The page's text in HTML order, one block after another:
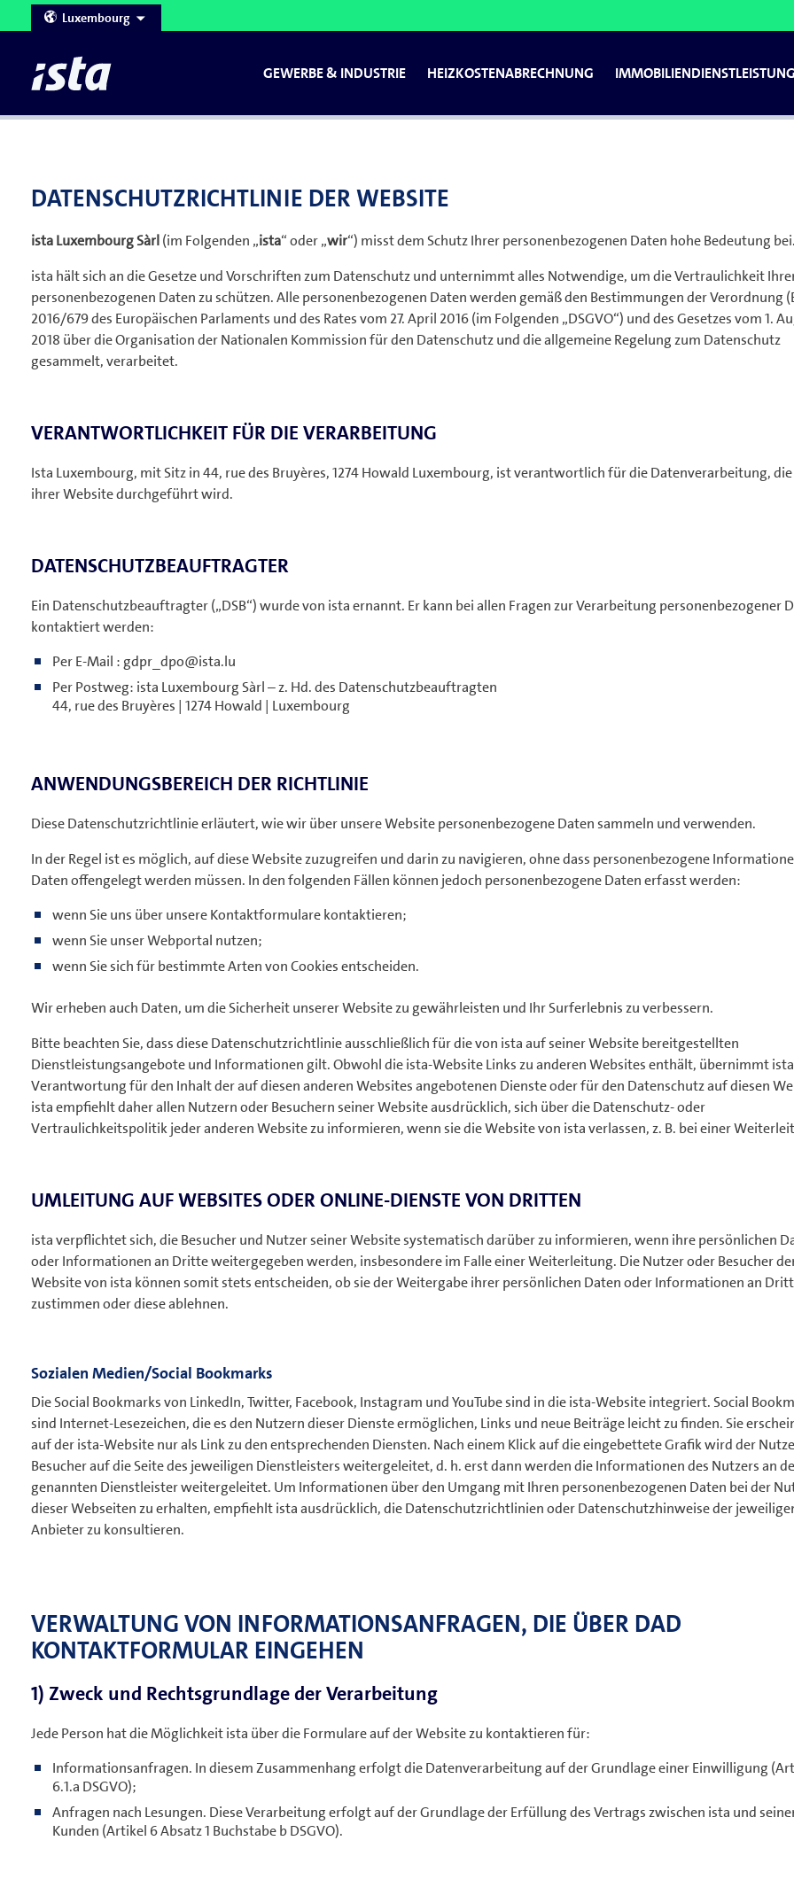
Webportal-Zugang für unsere Kunden
Die Registrierung ist für ista Kunden
Corporate Website
Denmark
Italy
Poland
United Kingdom
United Arab Emirates
Luxembourg
GEWERBE & INDUSTRIE HEIZKOSTENABRECHNUNG
DATENSCHUTZRICHTLINIE DER WEBSITE
ista Luxembourg Sàrl(im Folgenden „ista“ oder „wir“) misst dem Schutz Ihrer personenbezogenen Daten hohe Bedeutung bei.
ista hält sich an die Gesetze und Vorschriften zum Datenschutz und unternimmt alles Notwendige, um die Vertraulichkeit
personenbezogenen Daten zu schützen. Alle personenbezogenen Daten werden gemäß den Bestimmungen der Verordnung
2016/679 des Europäischen Parlaments und des Rates vom 27. April 2016 (im Folgenden „DSGVO“) und des Gesetzes vom 1.
2018 über die Organisation der Nationalen Kommission für den Datenschutz und die allgemeine Regelung zum Datenschutz
gesammelt, verarbeitet.
VERANTWORTLICHKEIT FÜR DIE VERARBEITUNG
Ista Luxembourg, mit Sitz in 44, rue des Bruyères, 1274 Howald Luxembourg, ist verantwortlich für die Datenverarbeitung,
ihrer Website durchgeführt wird.
DATENSCHUTZBEAUFTRAGTER
Ein Datenschutzbeauftragter („DSB“) wurde von ista ernannt. Er kann bei allen Fragen zur Verarbeitung personenbezogener
kontaktiert werden:
Per E-Mail : gdpr_dpo@ista.lu
Per Postweg: ista Luxembourg Sàrl – z. Hd. des Datenschutzbeauftragten
44, rue des Bruyères | 1274 Howald | Luxembourg
ANWENDUNGSBEREICH DER RICHTLINIE
Diese Datenschutzrichtlinie erläutert, wie wir über unsere Website personenbezogene Daten sammeln und verwenden.
In der Regel ist es möglich, auf diese Website zuzugreifen und darin zu navigieren, ohne dass personenbezogene
Daten offengelegt werden müssen. In den folgenden Fällen können jedoch personenbezogene Daten erfasst werden:
wenn Sie uns über unsere Kontaktformulare kontaktieren;
wenn Sie unser Webportal nutzen;
wenn Sie sich für bestimmte Arten von Cookies entscheiden.
Wir erheben auch Daten, um die Sicherheit unserer Website zu gewährleisten und Ihr Surferlebnis zu verbessern.
Bitte beachten Sie, dass diese Datenschutzrichtlinie ausschließlich für die von ista auf seiner Website bereitgestellten
Dienstleistungsangebote und Informationen gilt. Obwohl die ista-Website Links zu anderen Websites enthält, übernimmt
Verantwortung für den Inhalt der auf diesen anderen Websites angebotenen Dienste oder für den Datenschutz auf diesen
ista empfiehlt daher allen Nutzern oder Besuchern seiner Website ausdrücklich, sich über die Datenschutz- oder
Vertraulichkeitspolitik jeder anderen Website zu informieren, wenn sie die Website von ista verlassen, z. B. bei einer
UMLEITUNG AUF WEBSITES ODER ONLINE-DIENSTE VON DRITTEN
ista verpflichtet sich, die Besucher und Nutzer seiner Website systematisch darüber zu informieren, wenn ihre persönlichen
oder Informationen an Dritte weitergegeben werden, insbesondere im Falle einer Weiterleitung. Die Nutzer oder Besucher
Website von ista können somit stets entscheiden, ob sie der Weitergabe ihrer persönlichen Daten oder Informationen an
zustimmen oder diese ablehnen.
Sozialen Medien/Social Bookmarks
Die Social Bookmarks von LinkedIn, Twitter, Facebook, Instagram und YouTube sind in die ista-Website integriert. Social
sind Internet-Lesezeichen, die es den Nutzern dieser Dienste ermöglichen, Links und neue Beiträge leicht zu finden. Sie
auf der ista-Website nur als Link zu den entsprechenden Diensten. Nach einem Klick auf die eingebettete Grafik wird der
Besucher auf die Seite des jeweiligen Dienstleisters weitergeleitet, d. h. erst dann werden die Informationen des Nutzers an
genannten Dienstleister weitergeleitet. Um Informationen über den Umgang mit Ihren personenbezogenen Daten bei der
dieser Webseiten zu erhalten, empfiehlt ista ausdrücklich, die Datenschutzrichtlinien oder Datenschutzhinweise der
Anbieter zu konsultieren.
VERWALTUNG VON INFORMATIONSANFRAGEN, DIE ÜBER DAD
KONTAKTFORMULAR EINGEHEN
1) Zweck und Rechtsgrundlage der Verarbeitung
Jede Person hat die Möglichkeit ista über die Formulare auf der Website zu kontaktieren für:
Informationsanfragen. In diesem Zusammenhang erfolgt die Datenverarbeitung auf der Grundlage einer Einwilligung
6.1.a DSGVO);
Anfragen nach Lesungen. Diese Verarbeitung erfolgt auf der Grundlage der Erfüllung des Vertrags zwischen ista und
Kunden (Artikel 6 Absatz 1 Buchstabe b DSGVO).